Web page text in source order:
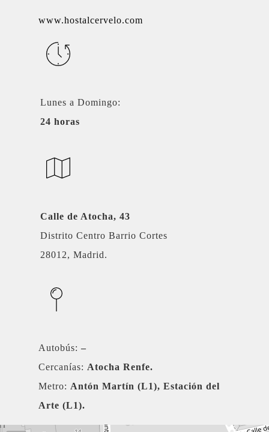
www.hostalcervelo.com
Lunes a Domingo:
24 horas
Calle de Atocha, 43
Distrito Centro Barrio Cortes
28012, Madrid.
Autobús: –
Cercanías: Atocha Renfe.
Metro: Antón Martín (L1), Estación del
Arte (L1).